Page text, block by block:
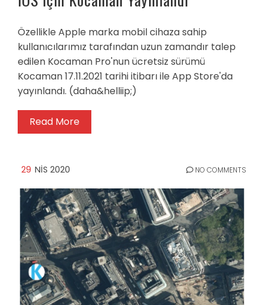
Özellikle Apple marka mobil cihaza sahip
kullanıcılarımız tarafından uzun zamandır talep
edilen Kocaman Pro'nun ücretsiz sürümü
Kocaman 17.11.2021 tarihi itibarı ile App Store'da
yayınlandı. (daha&helliip;)
Read More
29 NIS 2020 NO COMMENTS